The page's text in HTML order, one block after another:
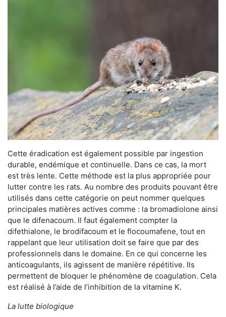
Cette éradication est également possible par ingestion
durable, endémique et continuelle. Dans ce cas, la mort
est très lente. Cette méthode est la plus appropriée pour
lutter contre les rats. Au nombre des produits pouvant être
utilisés dans cette catégorie on peut nommer quelques
principales matières actives comme : la bromadiolone ainsi
que le difenacoum. Il faut également compter la
difethialone, le brodifacoum et le flocoumafene, tout en
rappelant que leur utilisation doit se faire que par des
professionnels dans le domaine. En ce qui concerne les
anticoagulants, ils agissent de manière répétitive. Ils
permettent de bloquer le phénomène de coagulation. Cela
est réalisé à l’aide de l’inhibition de la vitamine K.
La lutte biologique